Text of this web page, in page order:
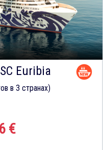
Euribia
в 3 странах)
€